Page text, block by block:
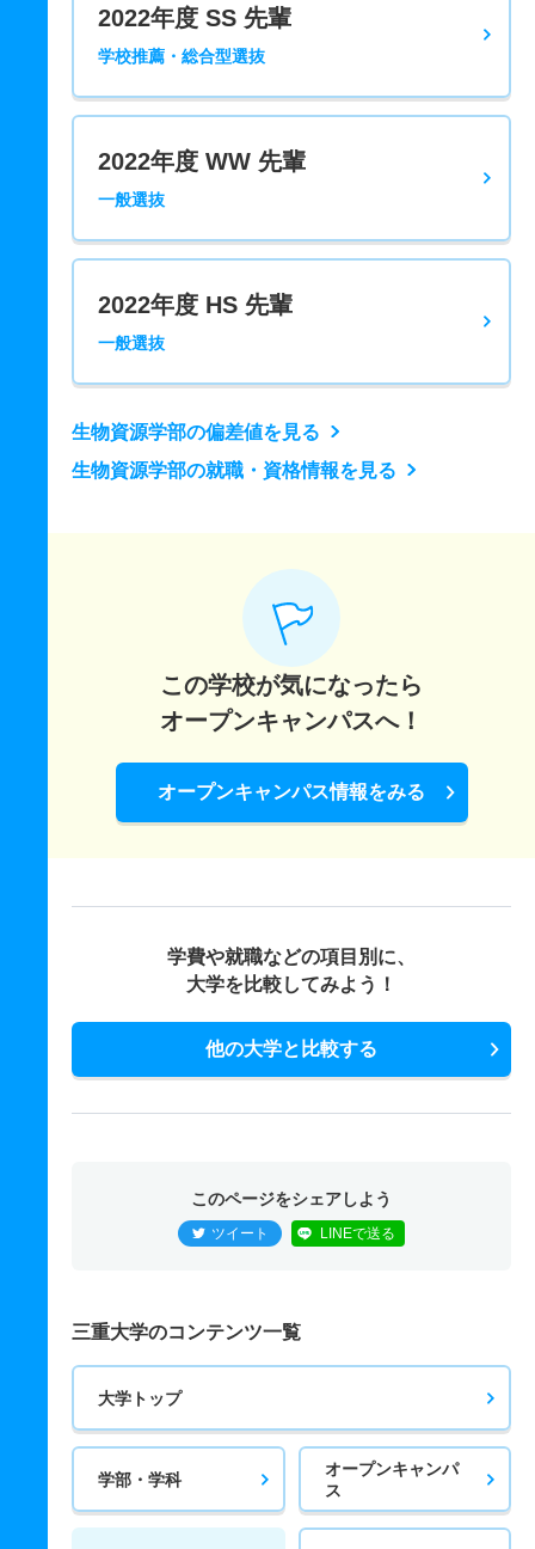
2022年度 SS 先輩
学校推薦・総合型選抜
2022年度 WW 先輩
一般選抜
2022年度 HS 先輩
一般選抜
生物資源学部の偏差値を見る
生物資源学部の就職・資格情報を見る
この学校が気になったら
オープンキャンパスへ！
オープンキャンパス情報をみる
学費や就職などの項目別に、
大学を比較してみよう！
他の大学と比較する
このページをシェアしよう
ツイート LINEで送る
三重大学のコンテンツ一覧
大学トップ
学部・学科
オープンキャンパ
ス